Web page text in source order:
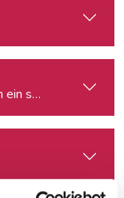
ein schlüssiges